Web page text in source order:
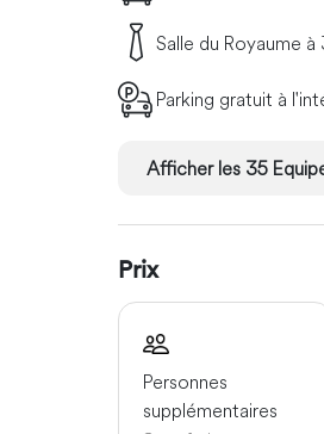
restaurant réputé pour
luxueux et confortable
un guépard apprivoisé.
pour nous imprégner de
Randonnée avec les
traverserons les dunes
paradis pour les
faune du Kalahari. Vous
soleil inoubliable, tout
profiterez d'un buffet
avec Flash, le guépard
ensuite une grande
apprivoisé. L'après-
Salle du Royaume
Parking gratuit à
Afficher les 35
Prix
Personnes
supplémentaires